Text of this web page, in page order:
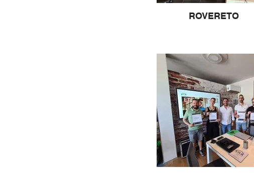
ROVERETO